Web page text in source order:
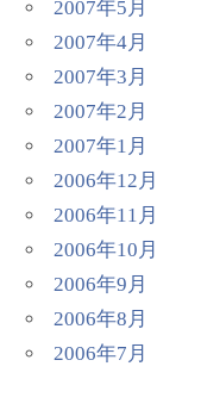
2007年5月
2007年4月
2007年3月
2007年2月
2007年1月
2006年12月
2006年11月
2006年10月
2006年9月
2006年8月
2006年7月